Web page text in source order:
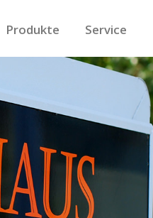
Produkte Service